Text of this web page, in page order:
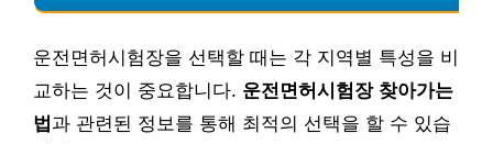
운전면허시험장을 선택할 때는 각 지역별 특성을 비
교하는 것이 중요합니다. 운전면허시험장 찾아가는
법 과 관련된 정보를 통해 최적의 선택을 할 수 있습